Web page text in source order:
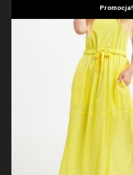
Promocja!